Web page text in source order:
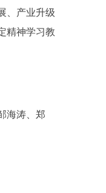
、产业升级
精神学习教
海涛、郑